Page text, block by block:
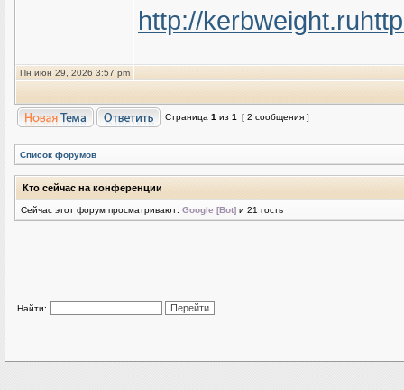
http://kerbweight.ru
Пн июн 29, 2026 3:57 pm
Страница 1 из 1 [ 2 сообщения ]
Список форумов
Кто сейчас на конференции
Сейчас этот форум просматривают: Google [Bot] и 21 гость
Найти: